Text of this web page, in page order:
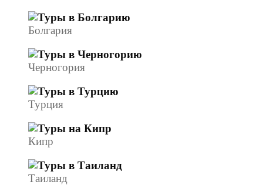
Болгария
Черногория
Турция
Кипр
Таиланд